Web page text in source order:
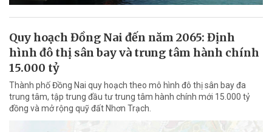
Quy hoạch Đồng Nai đến năm 2065: Định
hình đô thị sân bay và trung tâm hành chính
15.000 tỷ
Thành phố Đồng Nai quy hoạch theo mô hình đô thị sân bay đa
trung tâm, tập trung đầu tư trung tâm hành chính mới 15.000 tỷ
đồng và mở rộng quỹ đất Nhơn Trạch.